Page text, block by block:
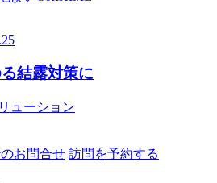
結露対策に
ューション
お問合せ 訪問を予約する